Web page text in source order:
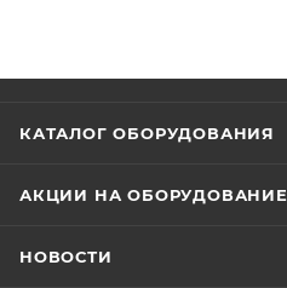
КАТАЛОГ ОБОРУДОВАНИЯ
АКЦИИ НА ОБОРУДОВАНИЕ
НОВОСТИ